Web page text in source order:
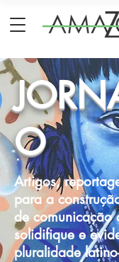
O
Artigos,
para a
de comunicação
solidifique e
pluralidade